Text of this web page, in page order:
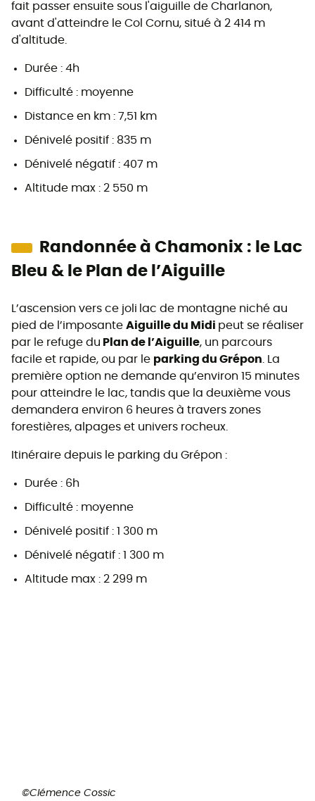
fait passer ensuite sous l'aiguille de Charlanon,
avant d'atteindre le Col Cornu, situé à 2 414 m
d'altitude.
Durée : 4h
Difficulté : moyenne
Distance en km : 7,51 km
Dénivelé positif : 835 m
Dénivelé négatif : 407 m
Altitude max : 2 550 m
Randonnée à Chamonix : le Lac
Bleu & le Plan de l’Aiguille
L’ascension vers ce joli lac de montagne niché au
pied de l’imposante Aiguille du Midi peut se réaliser
par le refuge du Plan de l’Aiguille, un parcours
facile et rapide, ou par le parking du Grépon. La
première option ne demande qu’environ 15 minutes
pour atteindre le lac, tandis que la deuxième vous
demandera environ 6 heures à travers zones
forestières, alpages et univers rocheux.
Itinéraire depuis le parking du Grépon :
Durée : 6h
Difficulté : moyenne
Dénivelé positif : 1 300 m
Dénivelé négatif : 1 300 m
Altitude max : 2 299 m
©Clémence Cossic